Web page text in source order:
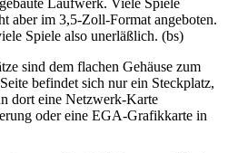
aber im 3,5-Zoll-Format angeboten.
Spiele also unerläßlich. (bs)
sind dem flachen Gehäuse zum
befindet sich nur ein Steckplatz,
dort eine Netzwerk-Karte
oder eine EGA-Grafikkarte in